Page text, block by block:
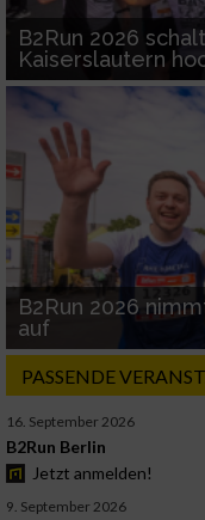
B2Run 2026
Kaiserslautern
B2Run 2026
auf
PASSENDE
16. September 2026
B2Run Berlin
Jetzt anmelden!
9. September 2026